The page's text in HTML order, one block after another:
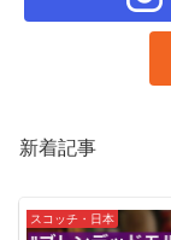
新着記事
スコッチ・日本